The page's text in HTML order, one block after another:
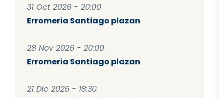
31 Oct 2026 - 20:00
Erromeria Santiago plazan
28 Nov 2026 - 20:00
Erromeria Santiago plazan
21 Dic 2026 - 18:30